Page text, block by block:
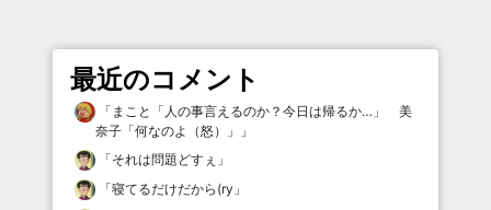
最近のコメント
「 まこと「人の事言えるのか？今日は帰るか…」 美
奈子「何なのよ（怒）」
」
「それは問題どすぇ 」
「寝てるだけだから(ry 」